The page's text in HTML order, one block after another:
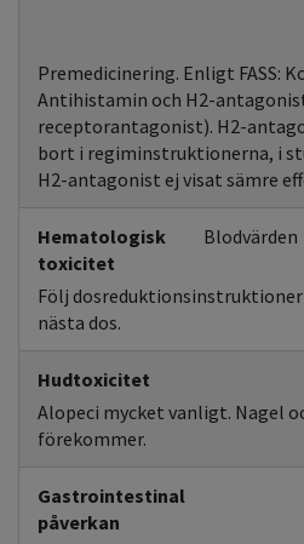
Premedicinering. Enligt FASS:
Antihistamin och H2-
receptorantagonist). H2-
bort i regiminstruktionerna, i
H2-antagonist ej visat sämre
Hematologisk
toxicitet
Blodvärden
Följ
nästa dos.
Hudtoxicitet
Alopeci mycket vanligt. Nagel
förekommer.
Gastrointestinal
påverkan